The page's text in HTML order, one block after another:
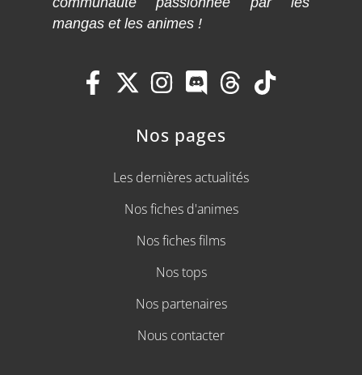
mangas et les animes !
Nos pages
Les dernières actualités
Nos fiches d'animes
Nos fiches films
Nos tops
Nos partenaires
Nous contacter